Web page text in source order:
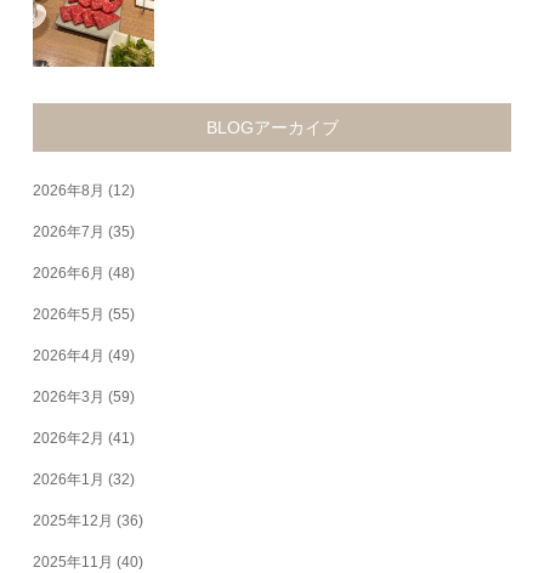
BLOGアーカイブ
2026年8月 (12)
2026年7月 (35)
2026年6月 (48)
2026年5月 (55)
2026年4月 (49)
2026年3月 (59)
2026年2月 (41)
2026年1月 (32)
2025年12月 (36)
2025年11月 (40)